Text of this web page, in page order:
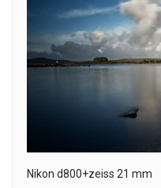
Nikon d800+zeiss 21 mm